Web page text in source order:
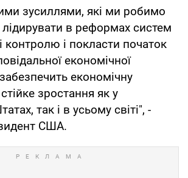
зусиллями, які ми робимо
в реформах систем
контролю і покласти початок
економічної
економічну
стійке зростання як у
так і в усьому світі", -
США.